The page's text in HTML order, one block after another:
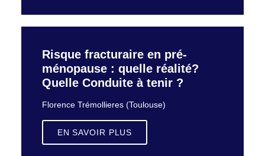
Risque fracturaire en pré-
ménopause : quelle réalité?
Quelle Conduite à tenir ?
Florence Trémollieres (Toulouse)
EN SAVOIR PLUS